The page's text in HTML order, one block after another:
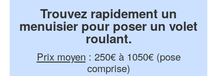
Trouvez rapidement un
menuisier pour poser un volet
roulant.
Prix moyen : 250€ à 1050€ (pose
comprise)